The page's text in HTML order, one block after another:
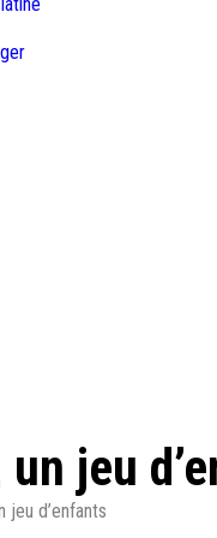
jeu
jeu d’enfants